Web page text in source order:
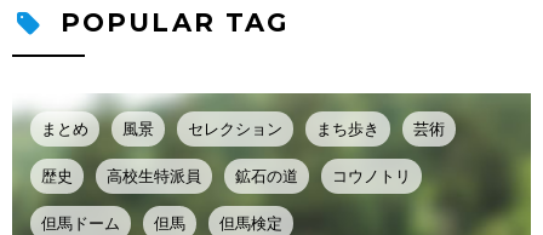
POPULAR TAG
まとめ 風景 セレクション まち歩き 芸術
歴史 高校生特派員 鉱石の道 コウノトリ
但馬ドーム 但馬 但馬検定